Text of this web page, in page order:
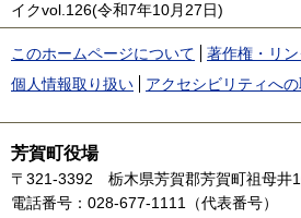
イクvol.126(令和7年10月27日)
このホームページについて 著作権・リン
個人情報取り扱い
アクセシビリティへ
芳賀町役場
〒321-3392
栃木県芳賀郡芳賀町祖母井
電話番号：028-677-1111（代表番号）